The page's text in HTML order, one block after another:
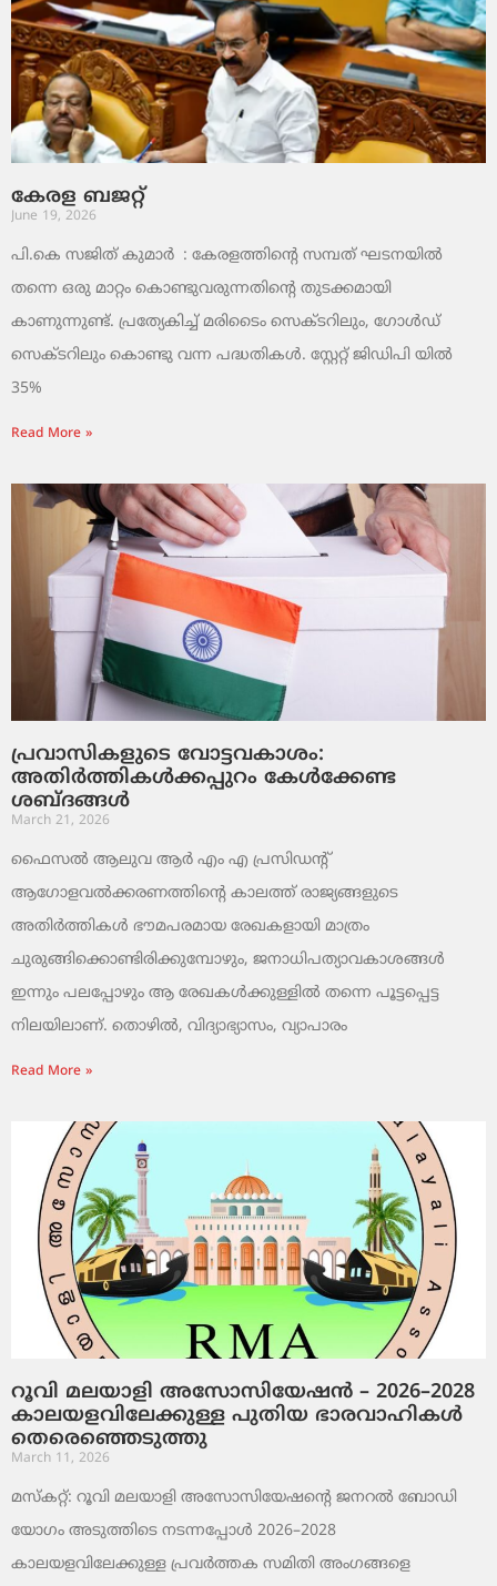
കേരള ബജറ്റ്
June 19, 2026
പി.കെ സജിത് കുമാര്‍ : കേരളത്തിന്റെ സമ്പത് ഘടനയിൽ
തന്നെ ഒരു മാറ്റം കൊണ്ടുവരുന്നതിന്റെ തുടക്കമായി
കാണുന്നുണ്ട്. പ്രത്യേകിച്ച് മരിടൈം സെക്ടറിലും, ഗോൾഡ്
സെക്ടറിലും കൊണ്ടു വന്ന പദ്ധതികൾ. സ്റ്റേറ്റ് ജിഡിപി യിൽ
35%
Read More »
പ്രവാസികളുടെ വോട്ടവകാശം:
അതിർത്തികൾക്കപ്പുറം കേൾക്കേണ്ട
ശബ്ദങ്ങൾ
March 21, 2026
ഫൈസൽ ആലുവ ആർ എം എ പ്രസിഡന്റ്
ആഗോളവൽക്കരണത്തിന്റെ കാലത്ത് രാജ്യങ്ങളുടെ
അതിർത്തികൾ ഭൗമപരമായ രേഖകളായി മാത്രം
ചുരുങ്ങിക്കൊണ്ടിരിക്കുമ്പോഴും, ജനാധിപത്യാവകാശങ്ങൾ
ഇന്നും പലപ്പോഴും ആ രേഖകൾക്കുള്ളിൽ തന്നെ പൂട്ടപ്പെട്ട
നിലയിലാണ്. തൊഴിൽ, വിദ്യാഭ്യാസം, വ്യാപാരം
Read More »
റൂവി മലയാളി അസോസിയേഷൻ – 2026–2028
കാലയളവിലേക്കുള്ള പുതിയ ഭാരവാഹികൾ
തെരെഞ്ഞെടുത്തു
March 11, 2026
മസ്കറ്റ്: റൂവി മലയാളി അസോസിയേഷന്റെ ജനറൽ ബോഡി
യോഗം അടുത്തിടെ നടന്നപ്പോൾ 2026–2028
കാലയളവിലേക്കുള്ള പ്രവർത്തക സമിതി അംഗങ്ങളെ